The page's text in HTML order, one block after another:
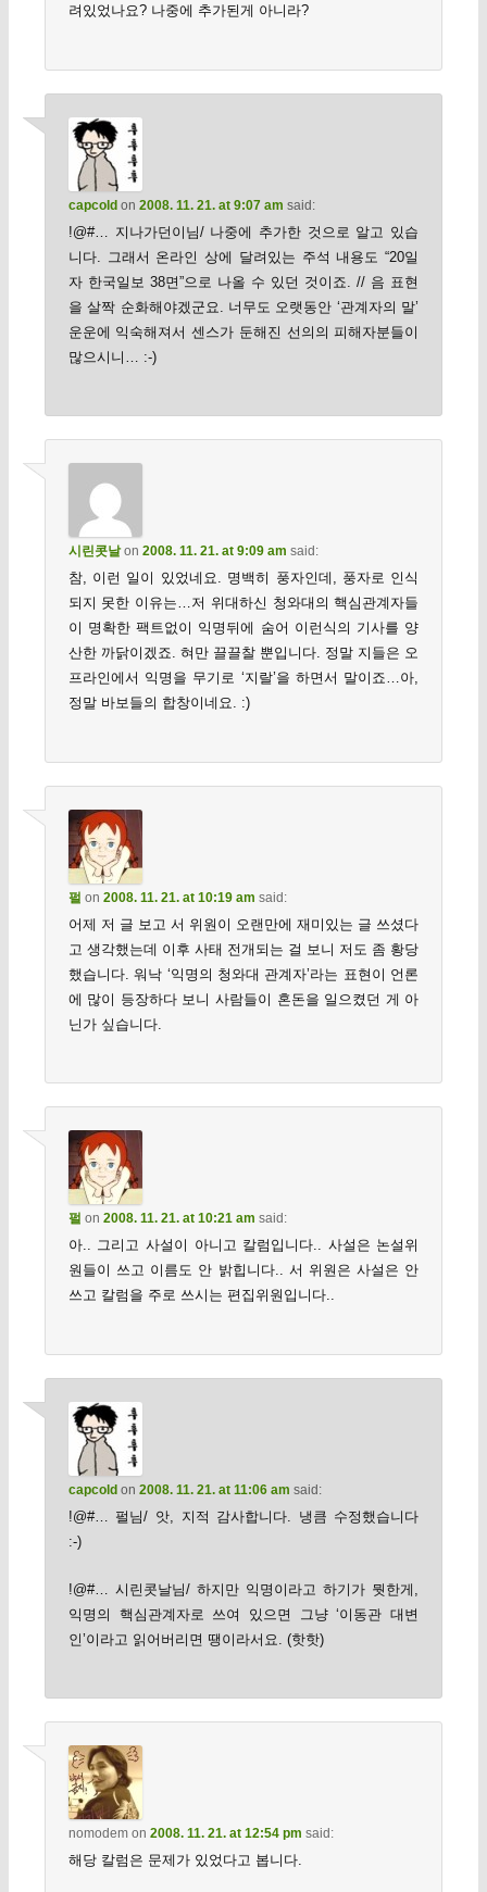
려있었나요? 나중에 추가된게 아니라?
capcoldon 2008. 11. 21. at 9:07 am said:
!@#… 지나가던이님/ 나중에 추가한 것으로 알고 있습
니다. 그래서 온라인 상에 달려있는 주석 내용도 “20일
자 한국일보 38면”으로 나올 수 있던 것이죠. // 음 표현
을 살짝 순화해야겠군요. 너무도 오랫동안 ‘관계자의 말’
운운에 익숙해져서 센스가 둔해진 선의의 피해자분들이
많으시니… :-)
시린콧날on 2008. 11. 21. at 9:09 am said:
참, 이런 일이 있었네요. 명백히 풍자인데, 풍자로 인식
되지 못한 이유는…저 위대하신 청와대의 핵심관계자들
이 명확한 팩트없이 익명뒤에 숨어 이런식의 기사를 양
산한 까닭이겠죠. 혀만 끌끌찰 뿐입니다. 정말 지들은 오
프라인에서 익명을 무기로 ‘지랄’을 하면서 말이죠…아,
정말 바보들의 합창이네요. :)
펄 on 2008. 11. 21. at 10:19 am said:
어제 저 글 보고 서 위원이 오랜만에 재미있는 글 쓰셨다
고 생각했는데 이후 사태 전개되는 걸 보니 저도 좀 황당
했습니다. 워낙 ‘익명의 청와대 관계자’라는 표현이 언론
에 많이 등장하다 보니 사람들이 혼돈을 일으켰던 게 아
닌가 싶습니다.
펄 on 2008. 11. 21. at 10:21 am said:
아.. 그리고 사설이 아니고 칼럼입니다.. 사설은 논설위
원들이 쓰고 이름도 안 밝힙니다.. 서 위원은 사설은 안
쓰고 칼럼을 주로 쓰시는 편집위원입니다..
capcoldon 2008. 11. 21. at 11:06 am said:
!@#… 펄님/ 앗, 지적 감사합니다. 냉큼 수정했습니다
:-)
!@#… 시린콧날님/ 하지만 익명이라고 하기가 뭣한게,
익명의 핵심관계자로 쓰여 있으면 그냥 ‘이동관 대변
인’이라고 읽어버리면 땡이라서요. (핫핫)
nomodemon 2008. 11. 21. at 12:54 pm said:
해당 칼럼은 문제가 있었다고 봅니다.